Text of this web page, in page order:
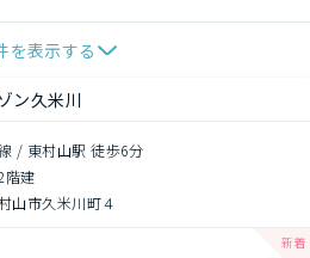
を表示する
ン久米川
/ 東村山駅 徒歩6分
階建
山市久米川町４